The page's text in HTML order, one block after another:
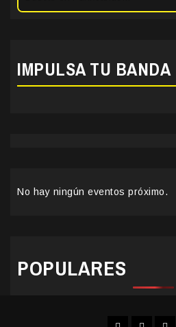
IMPULSA TU BANDA
No hay ningún eventos próximo.
POPULARES